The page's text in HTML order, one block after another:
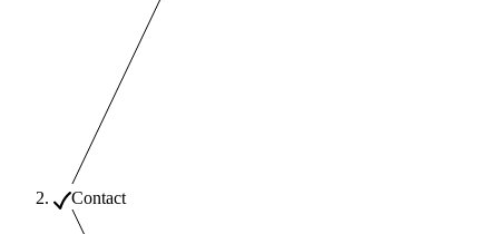
Contact